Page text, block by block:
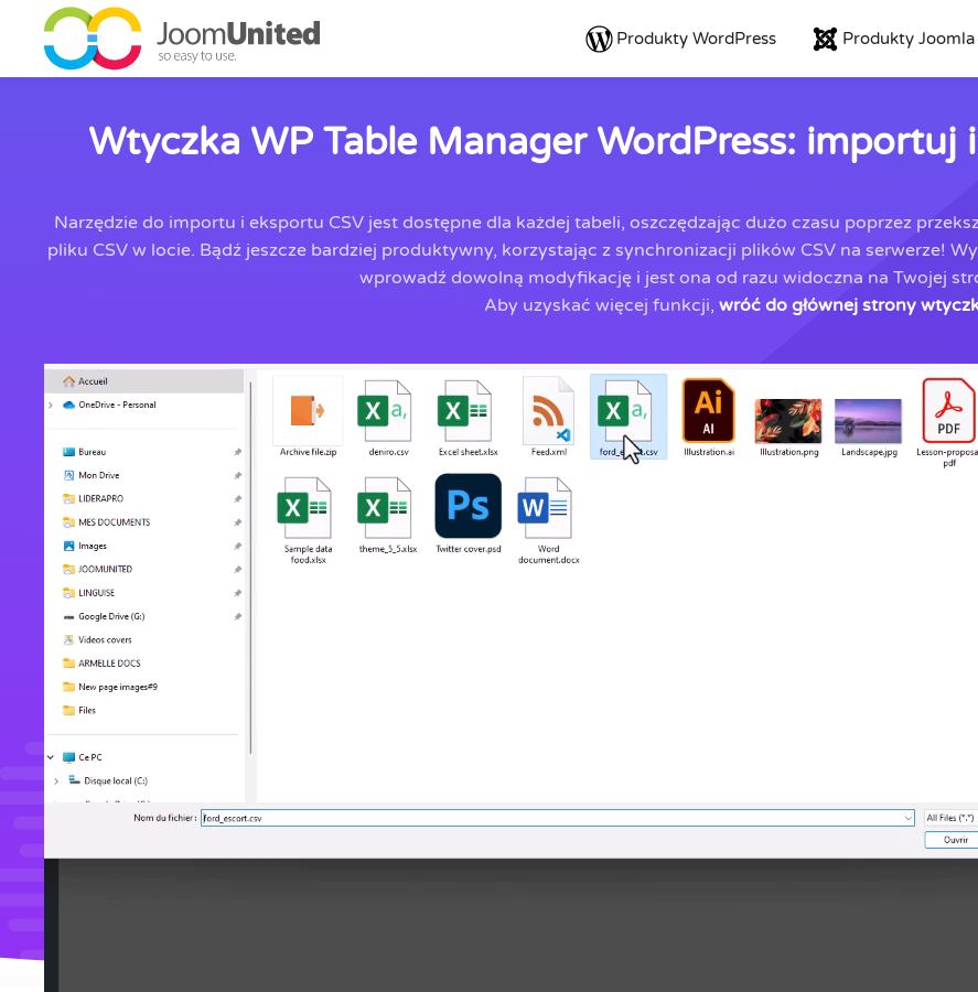
Przejdź do głównej zawartości
Produkty WordPress Produkty Joomla
Wtyczka WP Table Manager WordPress: importuj
Narzędzie do importu i eksportu CSV jest dostępne dla każdej tabeli, oszczędzając dużo czasu poprzez
pliku CSV w locie. Bądź jeszcze bardziej produktywny, korzystając z synchronizacji plików CSV na serwerze!
wprowadź dowolną modyfikację i jest ona od razu widoczna na Twojej
Aby uzyskać więcej funkcji, wróć do głównej strony